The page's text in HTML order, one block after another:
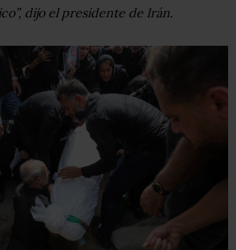
dijo el presidente de Irán.